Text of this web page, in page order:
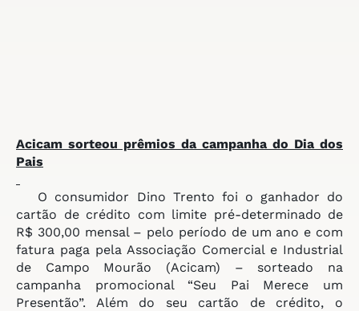
Acicam sorteou prêmios da campanha do Dia dos
Pais
O consumidor Dino Trento foi o ganhador do
cartão de crédito com limite pré-determinado de
R$ 300,00 mensal – pelo período de um ano e com
fatura paga pela Associação Comercial e Industrial
de Campo Mourão (Acicam) – sorteado na
campanha promocional “Seu Pai Merece um
Presentão”. Além do seu cartão de crédito, o